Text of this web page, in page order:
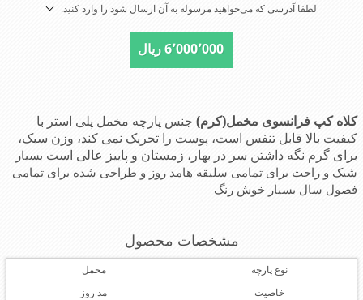
لطفا آدرسی که می‌خواهید مرسوله به آن ارسال شود را وارد کنید.
6٬000٬000 ریال
کلاه کپ فرانسوی مخمل(کرم) جنس پارچه مخمل پلی استر با
کیفیت بالا قابل تنفس است، پوست را تحریک نمی کند، وزن سبک،
برای گرم نگه داشتن سر در بهار، زمستان و پاییز عالی است بسیار
شیک و راحت برای تمامی سلیقه هامد روز و طراحی شده برای تمامی
فصول سال بسیار خوش رنگ
مشخصات محصول
نوع پارچه
مخمل
خاصیت
مد روز